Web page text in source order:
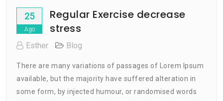
25
Ago
Regular Exercise decrease
stress
Esther Blog
There are many variations of passages of Lorem Ipsum
available, but the majority have suffered alteration in
some form, by injected humour, or randomised words